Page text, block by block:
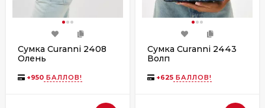
Сумка Curanni 2408
Олень
+950 БАЛЛОВ!
Сумка Curanni 2443
Волп
+625 БАЛЛОВ!